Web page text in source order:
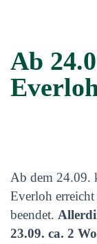
Ab
Ab dem 24.09.
Everloh
beendet.
23.09. ca. 2